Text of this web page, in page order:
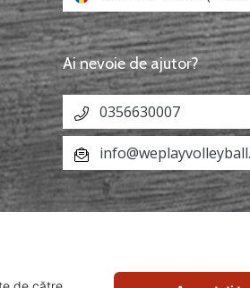
Ai nevoie de ajutor?
0356630007